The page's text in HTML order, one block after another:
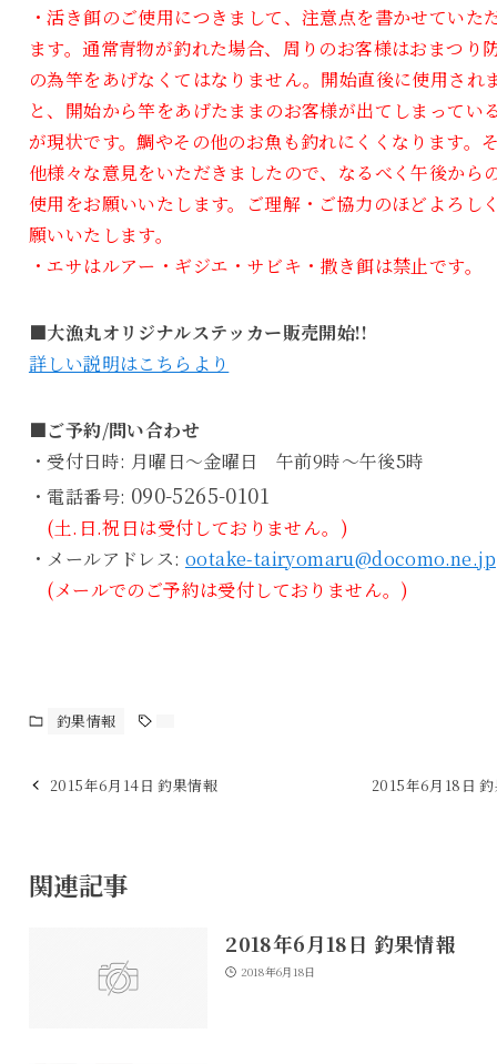
・活き餌のご使用につきまして、注意点を書かせていた
ます。通常青物が釣れた場合、周りのお客様はおまつり
の為竿をあげなくてはなりません。開始直後に使用され
と、開始から竿をあげたままのお客様が出てしまってい
が現状です。鯛やその他のお魚も釣れにくくなります。
他様々な意見をいただきましたので、なるべく午後から
使用をお願いいたします。ご理解・ご協力のほどよろし
願いいたします。
・エサはルアー・ギジエ・サビキ・撒き餌は禁止です。
■大漁丸オリジナルステッカー販売開始!!
詳しい説明はこちらより
■ご予約/問い合わせ
・受付日時: 月曜日～金曜日 午前9時～午後5時
・電話番号: 090-5265-0101
(土.日.祝日は受付しておりません。)
・メールアドレス: ootake-tairyomaru@docomo.ne.jp
(メールでのご予約は受付しておりません。)
釣果情報
2015年6月14日 釣果情報 2015年6月18日
関連記事
2018年6月18日 釣果情報
2018年6月18日